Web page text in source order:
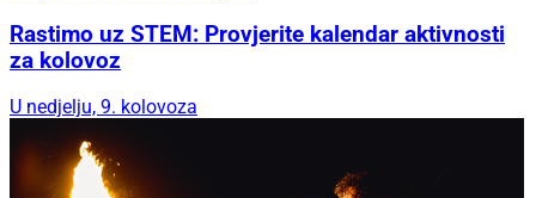
Rastimo uz STEM: Provjerite kalendar aktivnosti
za kolovoz
U nedjelju, 9. kolovoza